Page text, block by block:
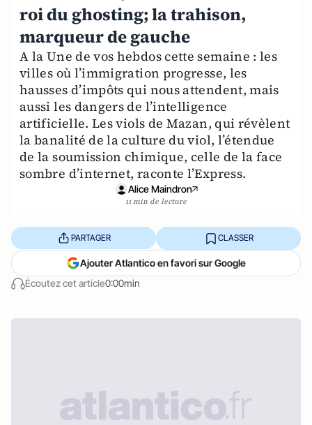
roi du ghosting; la trahison,
marqueur de gauche
A la Une de vos hebdos cette semaine : les
villes où l’immigration progresse, les
hausses d’impôts qui nous attendent, mais
aussi les dangers de l’intelligence
artificielle. Les viols de Mazan, qui révèlent
la banalité de la culture du viol, l’étendue
de la soumission chimique, celle de la face
sombre d’internet, raconte l’Express.
Alice Maindron
11 min de lecture
Écoutez cet article0:00min
PARTAGER CLASSER
Ajouter Atlantico en favori sur Google